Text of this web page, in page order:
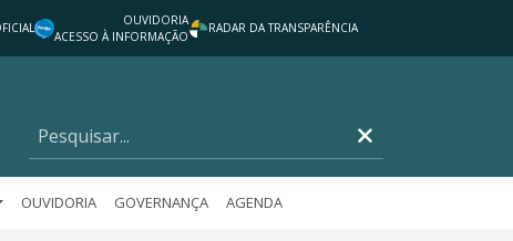
OUVIDORIA
ACESSO À INFORMAÇÃO
RADAR DA TRANSPARÊNCIA
OUVIDORIA GOVERNANÇA AGENDA